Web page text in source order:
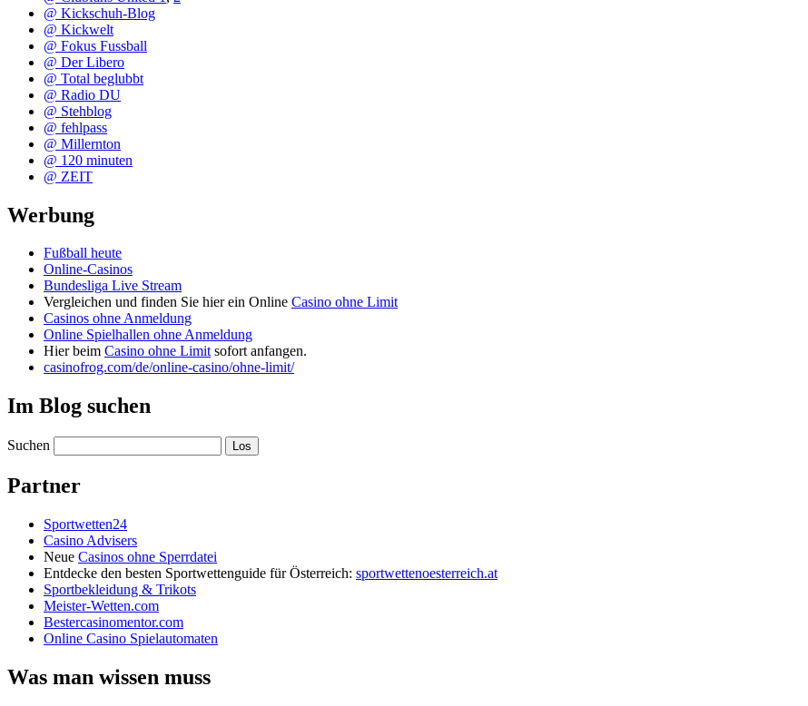
@ Kickschuh-Blog
@ Kickwelt
@ Fokus Fussball
@ Der Libero
@ Total beglubbt
@ Radio DU
@ Stehblog
@ fehlpass
@ Millernton
@ 120 minuten
@ ZEIT
Werbung
Fußball heute
Online-Casinos
Bundesliga Live Stream
Vergleichen und finden Sie hier ein Online Casino ohne Limit
Casinos ohne Anmeldung
Online Spielhallen ohne Anmeldung
Hier beim Casino ohne Limitsofort anfangen.
casinofrog.com/de/online-casino/ohne-limit/
Im Blog suchen
Suchen
Partner
Sportwetten24
Casino Advisers
Neue Casinos ohne Sperrdatei
Entdecke den besten Sportwettenguide für Österreich: sportwettenoesterreich.at
Sportbekleidung & Trikots
Meister-Wetten.com
Bestercasinomentor.com
Online Casino Spielautomaten
Was man wissen muss